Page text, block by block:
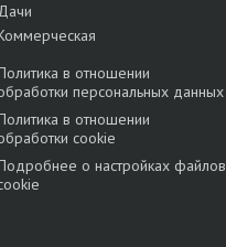
в отношении
персональных данных
в отношении
cookie
о настройках файлов